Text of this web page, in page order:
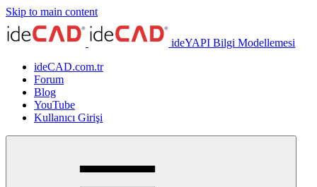
Skip to main content
ideYAPI Bilgi Modellemesi
ideCAD.com.tr
Forum
Blog
YouTube
Kullanıcı Girişi